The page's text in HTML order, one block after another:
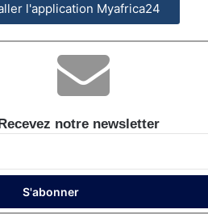
l'application Myafrica24
Recevez notre newsletter